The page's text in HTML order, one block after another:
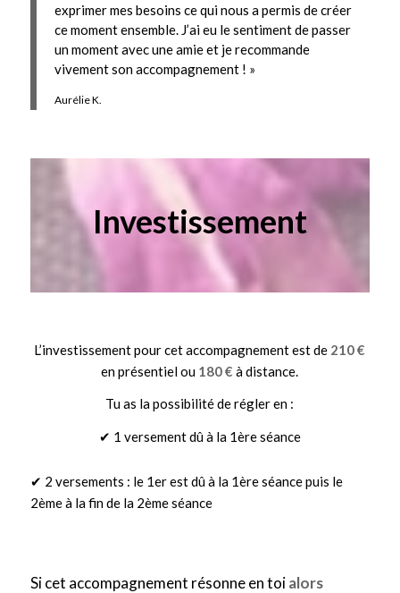
exprimer mes besoins ce qui nous a permis de créer
ce moment ensemble. J’ai eu le sentiment de passer
un moment avec une amie et je recommande
vivement son accompagnement ! »
Aurélie K.
Investissement
L’investissement pour cet accompagnement est de 210 €
en présentiel ou 180 € à distance.
Tu as la possibilité de régler en :
✔ 1 versement dû à la 1ère séance
✔ 2 versements : le 1er est dû à la 1ère séance puis le
2ème à la fin de la 2ème séance
Si cet accompagnement résonne en toialors